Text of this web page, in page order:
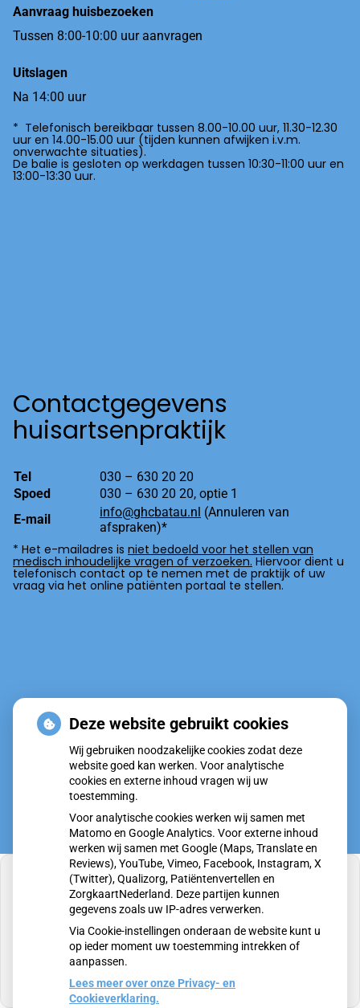
Aanvraag huisbezoeken
Tussen 8:00-10:00 uur aanvragen
Uitslagen
Na 14:00 uur
* Telefonisch bereikbaar tussen 8.00-10.00 uur, 11.30-12.30
uur en 14.00-15.00 uur (tijden kunnen afwijken i.v.m.
onverwachte situaties).
De balie is gesloten op werkdagen tussen 10:30-11:00 uur en
13:00-13:30 uur.
Contactgegevens
huisartsenpraktijk
Tel
030 – 630 20 20
Spoed
030 – 630 20 20, optie 1
E-mail
info@ghcbatau.nl (Annuleren van
afspraken)*
* Het e-mailadres is niet bedoeld voor het stellen van
medisch inhoudelijke vragen of verzoeken. Hiervoor dient u
telefonisch contact op te nemen met de praktijk of uw
vraag via het online patiënten portaal te stellen.
Huisartsenpost Nieuwegein
U heeft geen toestemming gegeven voor
externe inhoud die nodig is om dit te zien.
Cookie-instellingen wijzigen
Deze website gebruikt cookies
Wij gebruiken noodzakelijke cookies zodat deze
website goed kan werken. Voor analytische
cookies en externe inhoud vragen wij uw
toestemming.
Voor analytische cookies werken wij samen met
Matomo en Google Analytics. Voor externe inhoud
werken wij samen met Google (Maps, Translate en
Reviews), YouTube, Vimeo, Facebook, Instagram, X
(Twitter), Qualizorg, Patiëntenvertellen en
ZorgkaartNederland. Deze partijen kunnen
gegevens zoals uw IP-adres verwerken.
Via Cookie-instellingen onderaan de website kunt u
op ieder moment uw toestemming intrekken of
aanpassen.
Lees meer over onze Privacy- en
Cookieverklaring.